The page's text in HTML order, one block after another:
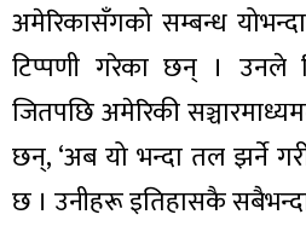
अमेरिकासँगको सम्बन्ध
टिप्पणी गरेका छन् । उनले
जितपछि अमेरिकी
छन्, ‘अब यो भन्दा तल झर्ने
छ । उनीहरू इतिहासकै